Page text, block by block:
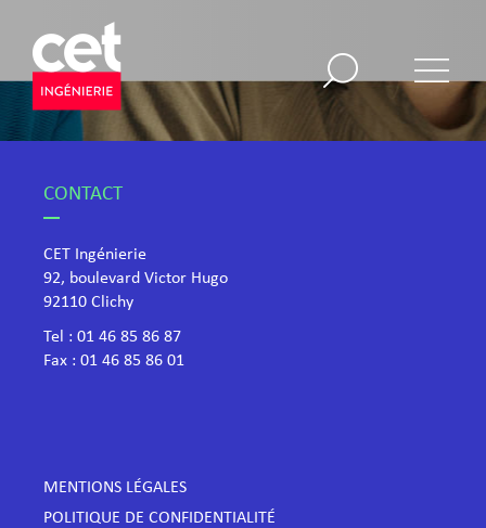
CONTACT
CET Ingénierie
92, boulevard Victor Hugo
​92110 Clichy
Tel : 01 46 85 86 87
Fax : 01 46 85 86 01
MENTIONS LÉGALES
POLITIQUE DE CONFIDENTIALITÉ